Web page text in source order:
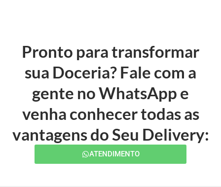
Pronto para transformar
sua Doceria? Fale com a
gente no WhatsApp e
venha conhecer todas as
vantagens do Seu Delivery:
ATENDIMENTO